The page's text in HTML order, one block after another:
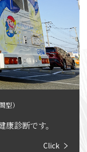
型）
診断です。